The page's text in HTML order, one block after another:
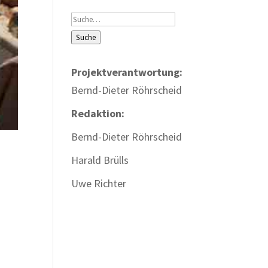
Suche
Suche
Projektverantwortung:
Bernd-Dieter Röhrscheid
Redaktion:
Bernd-Dieter Röhrscheid
Harald Brülls
Uwe Richter